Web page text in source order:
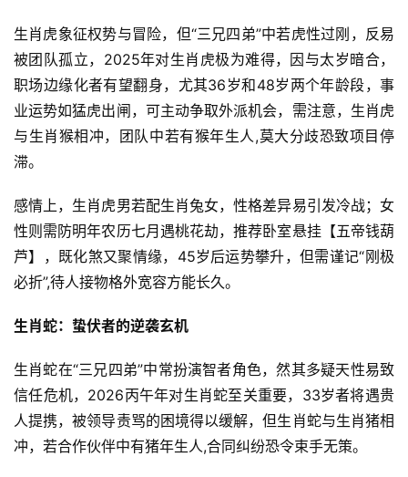
生肖虎象征权势与冒险，但“三兄四弟”中若虎性过刚，反易
被团队孤立，2025年对生肖虎极为难得，因与太岁暗合，
职场边缘化者有望翻身，尤其36岁和48岁两个年龄段，事
业运势如猛虎出闸，可主动争取外派机会，需注意，生肖虎
与生肖猴相冲，团队中若有猴年生人,莫大分歧恐致项目停
滞。
感情上，生肖虎男若配生肖兔女，性格差异易引发冷战；女
性则需防明年农历七月遇桃花劫，推荐卧室悬挂【五帝钱葫
芦】，既化煞又聚情缘，45岁后运势攀升，但需谨记“刚极
必折”,待人接物格外宽容方能长久。
生肖蛇：蛰伏者的逆袭玄机
生肖蛇在“三兄四弟”中常扮演智者角色，然其多疑天性易致
信任危机，2026丙午年对生肖蛇至关重要，33岁者将遇贵
人提携，被领导责骂的困境得以缓解，但生肖蛇与生肖猪相
冲，若合作伙伴中有猪年生人,合同纠纷恐令束手无策。